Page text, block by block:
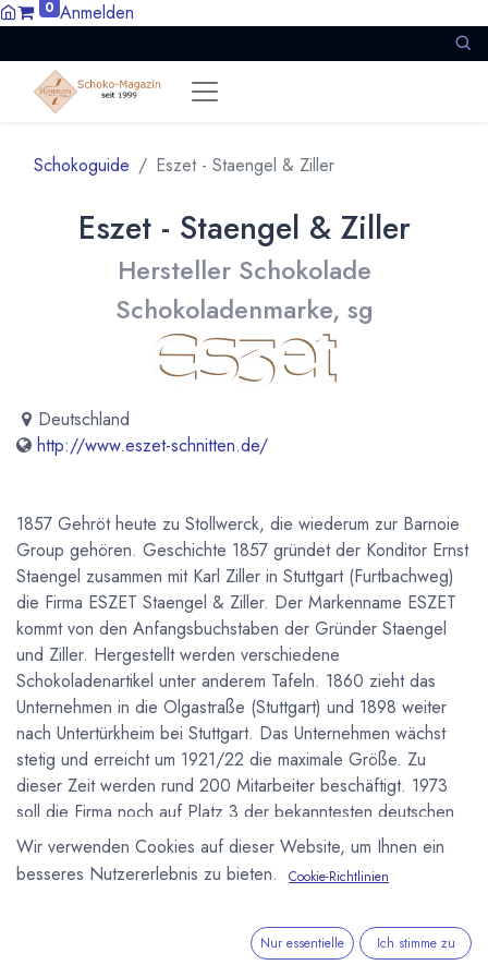
0 Anmelden
Schokoguide Eszet - Staengel & Ziller
Eszet - Staengel & Ziller
Hersteller Schokolade
Schokoladenmarke, sg
Deutschland
http://www.eszet-schnitten.de/
1857 Gehröt heute zu Stollwerck, die wiederum zur Barnoie
Group gehören. Geschichte 1857 gründet der Konditor Ernst
Staengel zusammen mit Karl Ziller in Stuttgart (Furtbachweg)
die Firma ESZET Staengel & Ziller. Der Markenname ESZET
kommt von den Anfangsbuchstaben der Gründer Staengel
und Ziller. Hergestellt werden verschiedene
Schokoladenartikel unter anderem Tafeln. 1860 zieht das
Unternehmen in die Olgastraße (Stuttgart) und 1898 weiter
nach Untertürkheim bei Stuttgart. Das Unternehmen wächst
stetig und erreicht um 1921/22 die maximale Größe. Zu
dieser Zeit werden rund 200 Mitarbeiter beschäftigt. 1973
soll die Firma noch auf Platz 3 der bekanntesten deutschen
Schokoladenmarken gewesen sein. 1975 folgt der Konkurs
und die Firma wird von Stollwerck übernommen, die
Produktion in Stuttgart beendet. Die Produktion der Eszet-
weitergeführt. Die Eszet-Schnitten sind das einzige Produkt
Wir verwenden Cookies auf dieser Website, um Ihnen ein
besseres Nutzererlebnis zu bieten.
Cookie-Richtlinien
Nur essentielle Ich stimme zu